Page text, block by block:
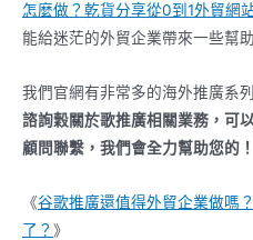
怎麼做？乾貨分享從0到1外貿網
能給迷茫的外貿企業帶來一些幫助
我們官網有非常多的海外推廣系
諮詢穀關於歌推廣相關業務，可
顧問聯繫，我們會全力幫助您的！
《谷歌推廣還值得外貿企業做嗎
了？ 》